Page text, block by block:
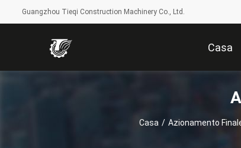
Guangzhou Tieqi Construction Machinery Co., Ltd.
Casa
Casa / Azionamento